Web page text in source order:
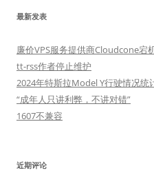
最新发表
廉价VPS服务提供商Cloudcone宕
tt-rss作者停止维护
2024年特斯拉Model Y行驶情况统
“成年人只讲利弊，不讲对错”
1607不兼容
近期评论